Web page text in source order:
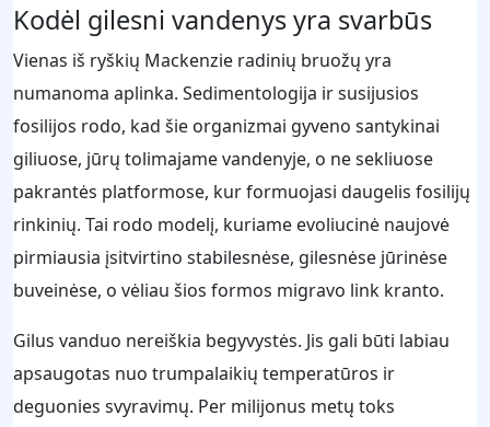
Kodėl gilesni vandenys yra svarbūs
Vienas iš ryškių Mackenzie radinių bruožų yra
numanoma aplinka. Sedimentologija ir susijusios
fosilijos rodo, kad šie organizmai gyveno santykinai
giliuose, jūrų tolimajame vandenyje, o ne sekliuose
pakrantės platformose, kur formuojasi daugelis fosilijų
rinkinių. Tai rodo modelį, kuriame evoliucinė naujovė
pirmiausia įsitvirtino stabilesnėse, gilesnėse jūrinėse
buveinėse, o vėliau šios formos migravo link kranto.
Gilus vanduo nereiškia begyvystės. Jis gali būti labiau
apsaugotas nuo trumpalaikių temperatūros ir
deguonies svyravimų. Per milijonus metų toks